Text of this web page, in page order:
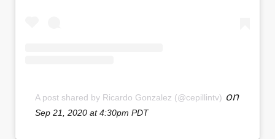
A post shared by Ricardo Gonzalez (@cepillintv) on
Sep 21, 2020 at 4:30pm PDT